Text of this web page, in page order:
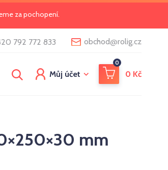
za pochopení.
792 772 833 obchod@rolig.cz
Můj účet
0
0 Kč
mm